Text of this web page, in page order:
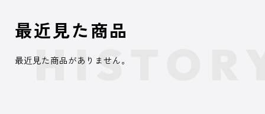
最近見た商品
最近見た商品がありません。